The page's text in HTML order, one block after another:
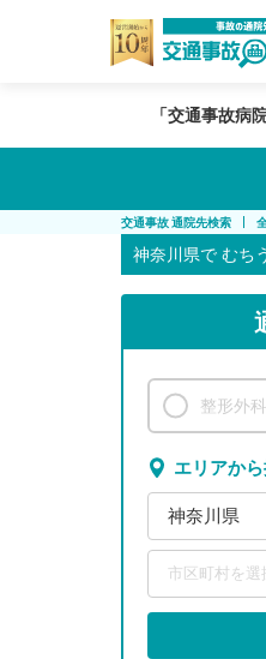
「交通事故病
交通事故 通院先検索
神奈川県で むち
整形外科
エリアか
神奈川県
市区町村を選